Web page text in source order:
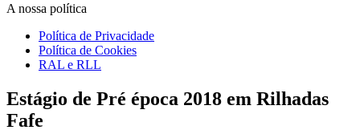
A nossa política
Política de Privacidade
Política de Cookies
RAL e RLL
Estágio de Pré época 2018 em Rilhadas
Fafe